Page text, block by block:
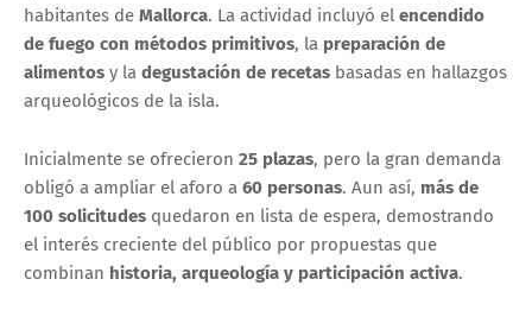
habitantes de Mallorca. La actividad incluyó el encendido
de fuego con métodos primitivos, la preparación de
alimentos y la degustación de recetas basadas en hallazgos
arqueológicos de la isla.
Inicialmente se ofrecieron 25 plazas, pero la gran demanda
obligó a ampliar el aforo a 60 personas. Aun así, más de
100 solicitudes quedaron en lista de espera, demostrando
el interés creciente del público por propuestas que
combinan historia, arqueología y participación activa.